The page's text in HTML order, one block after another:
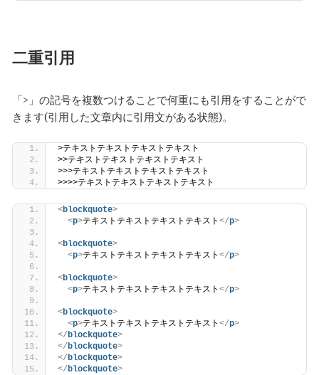
二重引用
「>」の記号を複数つけることで何重にも引用をすることがで
きます(引用した文章内に引用文がある状態)。
>テキストテキストテキストテキスト
>>テキストテキストテキストテキスト
>>>テキストテキストテキストテキスト
>>>>テキストテキストテキストテキスト
<blockquote>
<p>テキストテキストテキストテキスト </p>
<blockquote>
<p>テキストテキストテキストテキスト </p>
<blockquote>
<p>テキストテキストテキストテキスト </p>
<blockquote>
<p>テキストテキストテキストテキスト </p>
</blockquote>
</blockquote>
</blockquote>
</blockquote>